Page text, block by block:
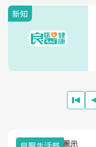
新知